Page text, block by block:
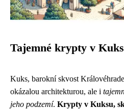
Tajemné krypty v
Kuks, barokní skvost
okázalou architekturou, ale i
jeho podzemí. Krypty v Kuksu,